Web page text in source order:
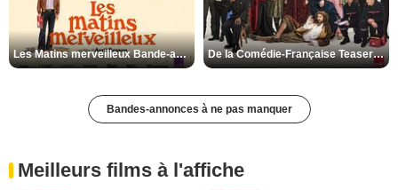
Les Matins merveilleux Bande-annonce VF De la Comédie-Française Teaser VF
Bandes-annonces à ne pas manquer
Meilleurs films à l'affiche